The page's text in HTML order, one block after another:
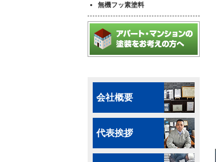
無機フッ素塗料
会社概要
代表挨拶